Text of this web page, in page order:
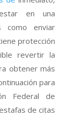
en una
como enviar
protección
revertir la
obtener más
para
Federal de
de citas